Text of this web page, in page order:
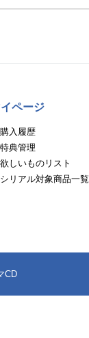
ページ
購入履歴
特典管理
欲しいものリスト
シリアル対象商品一覧
CD